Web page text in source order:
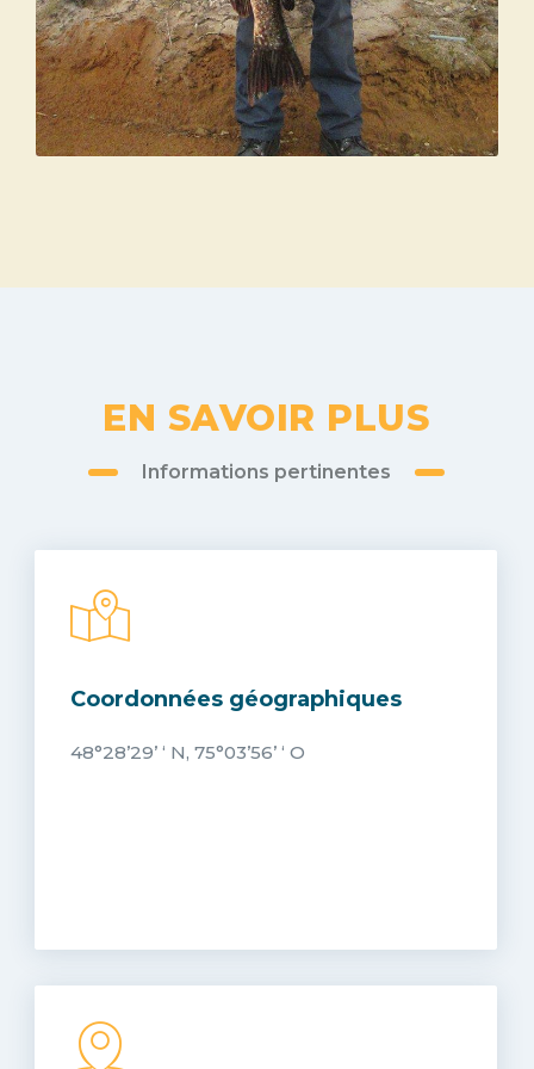
EN SAVOIR PLUS
Informations pertinentes
Coordonnées géographiques
48°28’29’ ‘ N, 75°03’56’ ‘ O